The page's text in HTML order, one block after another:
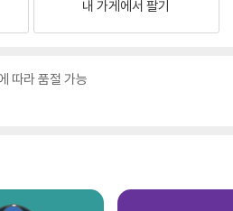
내 가게에서 팔기
따라 품절 가능